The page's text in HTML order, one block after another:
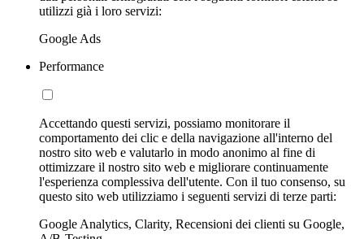
utilizzi già i loro servizi:
Google Ads
Performance
Accettando questi servizi, possiamo monitorare il
comportamento dei clic e della navigazione all'interno del
nostro sito web e valutarlo in modo anonimo al fine di
ottimizzare il nostro sito web e migliorare continuamente
l'esperienza complessiva dell'utente. Con il tuo consenso, su
questo sito web utilizziamo i seguenti servizi di terze parti:
Google Analytics, Clarity, Recensioni dei clienti su Google,